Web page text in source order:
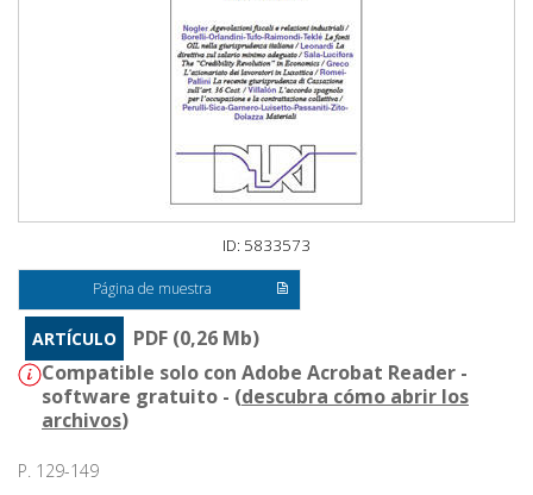
ID: 5833573
Página de muestra
ARTÍCULO
PDF (0,26 Mb)
Compatible solo con Adobe Acrobat Reader -
software gratuito - (descubra cómo abrir los
archivos)
P. 129-149